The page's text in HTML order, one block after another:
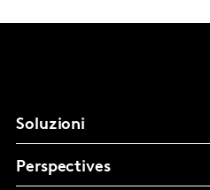
Soluzioni
Perspectives